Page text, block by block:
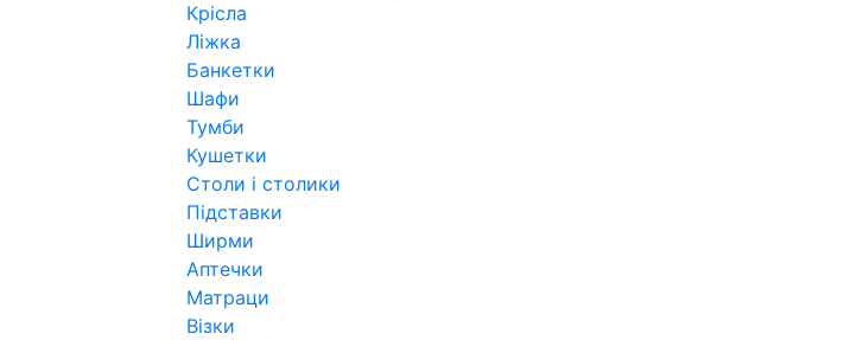
Крісла
Ліжка
Банкетки
Шафи
Тумби
Кушетки
Столи і столики
Підставки
Ширми
Аптечки
Матраци
Візки